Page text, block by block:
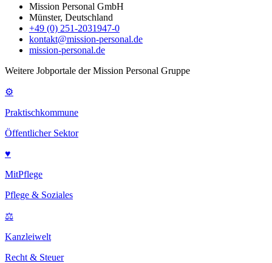
Mission Personal GmbH
Münster, Deutschland
+49 (0) 251-2031947-0
kontakt@mission-personal.de
mission-personal.de
Weitere Jobportale der Mission Personal Gruppe
⚙
Praktischkommune
Öffentlicher Sektor
♥
MitPflege
Pflege & Soziales
⚖
Kanzleiwelt
Recht & Steuer